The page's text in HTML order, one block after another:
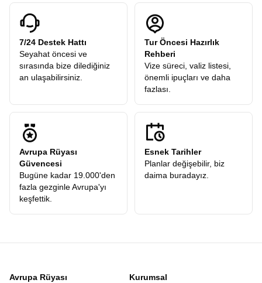
7/24 Destek Hattı
Seyahat öncesi ve
sırasında bize dilediğiniz
an ulaşabilirsiniz.
Tur Öncesi Hazırlık
Rehberi
Vize süreci, valiz listesi,
önemli ipuçları ve daha
fazlası.
Avrupa Rüyası
Güvencesi
Bugüne kadar 19.000'den
fazla gezginle Avrupa'yı
keşfettik.
Esnek Tarihler
Planlar değişebilir, biz
daima buradayız.
Avrupa Rüyası
Kurumsal